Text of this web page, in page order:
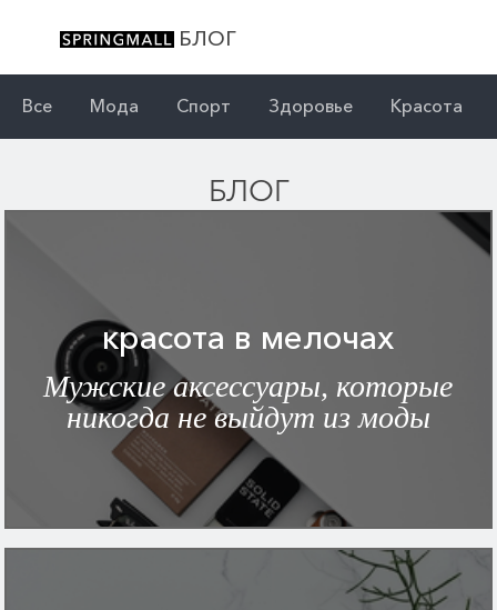
БЛОГ
Все Мода Спорт Здоровье Красота
БЛОГ
красота в мелочах
Мужские аксессуары, которые
никогда не выйдут из моды